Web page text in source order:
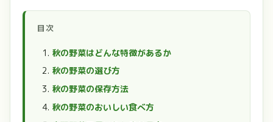
目次
秋の野菜はどんな特徴があるか
秋の野菜の選び方
秋の野菜の保存方法
秋の野菜のおいしい食べ方